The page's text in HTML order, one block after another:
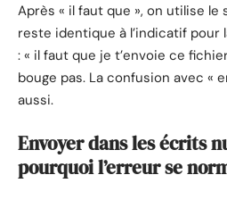
Après « il faut que », on utilise le
reste identique à l’indicatif pour
: « il faut que je t’envoie ce
bouge pas. La confusion avec «
aussi.
Envoyer dans les écrits
pourquoi l’erreur se